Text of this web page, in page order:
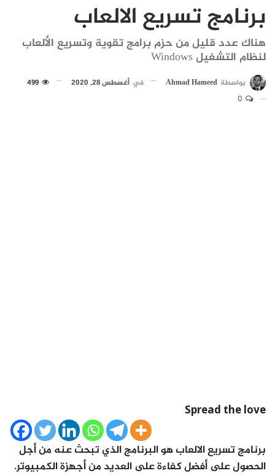
برنامج تسريع الالعاب
هناك عدد قليل من حزم برامج تقوية وتسريع الألعاب
لنظام التشغيل Windows
بواسطة Ahmad Hameed في أغسطس 28, 2020
Spread the love
برنامج تسريع الالعاب هو البرنامج الذي تبحث عنه من أجل
الحصول على أفضل كفاءة على العديد من أجهزة الكمبيوتر.